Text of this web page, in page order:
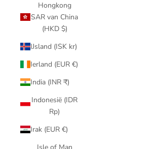
Hongkong
SAR van China
(HKD $)
IJsland (ISK kr)
Ierland (EUR €)
India (INR ₹)
Indonesië (IDR
Rp)
Irak (EUR €)